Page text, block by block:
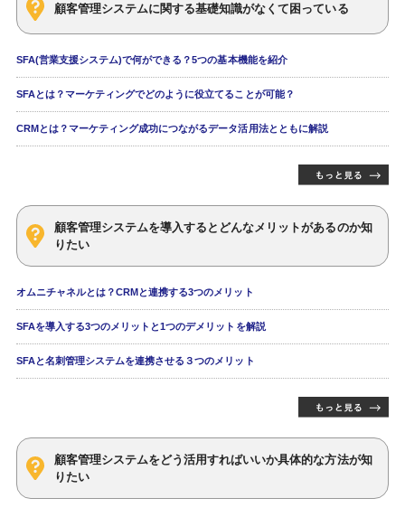
顧客管理システムに関する基礎知識がなくて困っている
SFA(営業支援システム)で何ができる？5つの基本機能を紹介
SFAとは？マーケティングでどのように役立てることが可能？
CRMとは？マーケティング成功につながるデータ活用法とともに解説
顧客管理システムを導入するとどんなメリットがあるのか知
りたい
オムニチャネルとは？CRMと連携する3つのメリット
SFAを導入する3つのメリットと1つのデメリットを解説
SFAと名刺管理システムを連携させる３つのメリット
顧客管理システムをどう活用すればいいか具体的な方法が知
りたい